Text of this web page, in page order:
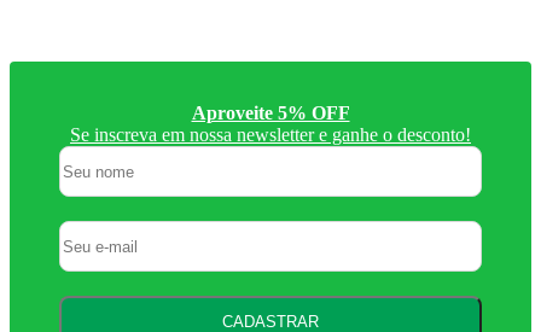
Aproveite 5% OFF
Se inscreva em nossa newsletter e ganhe o desconto!
CADASTRAR